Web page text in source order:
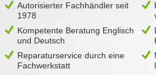
Autorisierter Fachhändler seit
1978
Kompetente Beratung Englisch
und Deutsch
Reparaturservice durch eine
Fachwerkstatt